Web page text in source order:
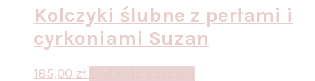
Kolczyki ślubne z perłami i
cyrkoniami Suzan
185,00 zł